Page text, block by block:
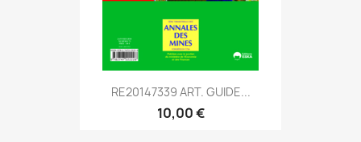
RE20147339 ART. GUIDE...
10,00 €